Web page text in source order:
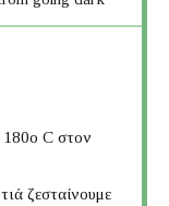
C στον
ζεσταίνουμε